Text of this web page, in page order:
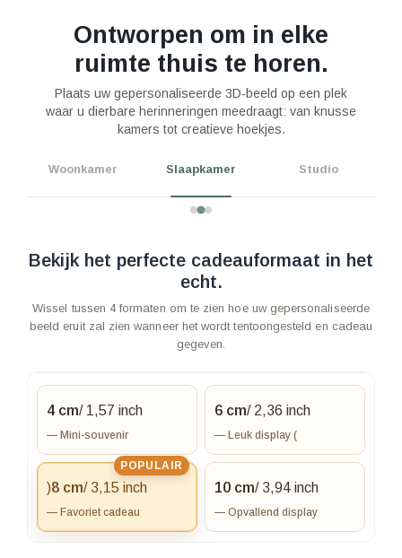
komen.
Ontworpen om in elke
ruimte thuis te horen.
Plaats uw gepersonaliseerde 3D-beeld op een plek
waar u dierbare herinneringen meedraagt: van knusse
kamers tot creatieve hoekjes.
Woonkamer Slaapkamer Studio
Bekijk het perfecte cadeauformaat in het
echt.
Wissel tussen 4 formaten om te zien hoe uw gepersonaliseerde
beeld eruit zal zien wanneer het wordt tentoongesteld en cadeau
gegeven.
4 cm/ 1,57 inch
— Mini-souvenir
6 cm/ 2,36 inch
— Leuk display (
POPULAIR
)8 cm/ 3,15 inch
— Favoriet cadeau
10 cm/ 3,94 inch
— Opvallend display